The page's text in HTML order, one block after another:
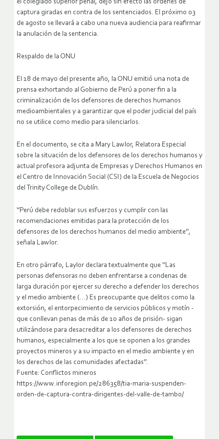
el colegiado superior penal, dejó sin efecto las órdenes de
captura giradas en contra de los sentenciados. El próximo 03
de agosto se llevará a cabo una nueva audiencia para reafirmar
la anulación de la sentencia.
Respaldo de la ONU
El 18 de mayo del presente año, la ONU emitió una nota de
prensa exhortando al Gobierno de Perú a poner fin a la
criminalización de los defensores de derechos humanos
medioambientales y a garantizar que el poder judicial del país
no se utilice como medio para silenciarlos.
En el documento, se cita a Mary Lawlor, Relatora Especial
sobre la situación de los defensores de los derechos humanos y
actual profesora adjunta de Empresas y Derechos Humanos en
el Centro de Innovación Social (CSI) de la Escuela de Negocios
del Trinity College de Dublín.
‘’Perú debe redoblar sus esfuerzos y cumplir con las
recomendaciones emitidas para la protección de los
defensores de los derechos humanos del medio ambiente’’,
señala Lawlor.
En otro párrafo, Laylor declara textualmente que ‘’Las
personas defensoras no deben enfrentarse a condenas de
larga duración por ejercer su derecho a defender los derechos
y el medio ambiente (…) Es preocupante que delitos como la
extorsión, el entorpecimiento de servicios públicos y motín -
que conllevan penas de más de 10 años de prisión- sigan
utilizándose para desacreditar a los defensores de derechos
humanos, especialmente a los que se oponen a los grandes
proyectos mineros y a su impacto en el medio ambiente y en
los derechos de las comunidades afectadas’’.
Fuente: Conflictos mineros
https://www.inforegion.pe/286358/tia-maria-suspenden-
orden-de-captura-contra-dirigentes-del-valle-de-tambo/